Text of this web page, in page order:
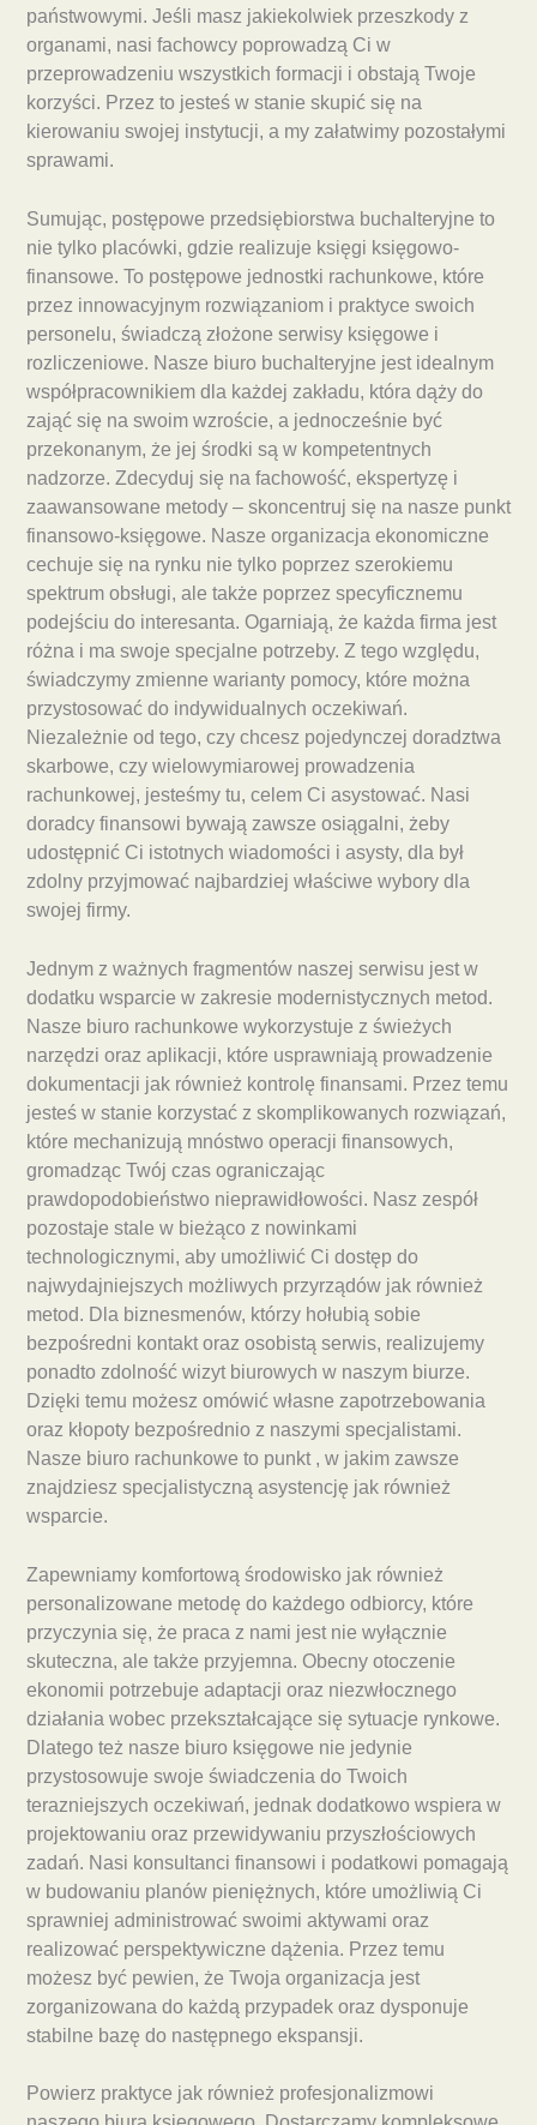
państwowymi. Jeśli masz jakiekolwiek przeszkody z
organami, nasi fachowcy poprowadzą Ci w
przeprowadzeniu wszystkich formacji i obstają Twoje
korzyści. Przez to jesteś w stanie skupić się na
kierowaniu swojej instytucji, a my załatwimy pozostałymi
sprawami.
Sumując, postępowe przedsiębiorstwa buchalteryjne to
nie tylko placówki, gdzie realizuje księgi księgowo-
finansowe. To postępowe jednostki rachunkowe, które
przez innowacyjnym rozwiązaniom i praktyce swoich
personelu, świadczą złożone serwisy księgowe i
rozliczeniowe. Nasze biuro buchalteryjne jest idealnym
współpracownikiem dla każdej zakładu, która dąży do
zająć się na swoim wzroście, a jednocześnie być
przekonanym, że jej środki są w kompetentnych
nadzorze. Zdecyduj się na fachowość, ekspertyzę i
zaawansowane metody – skoncentruj się na nasze punkt
finansowo-księgowe. Nasze organizacja ekonomiczne
cechuje się na rynku nie tylko poprzez szerokiemu
spektrum obsługi, ale także poprzez specyficznemu
podejściu do interesanta. Ogarniają, że każda firma jest
różna i ma swoje specjalne potrzeby. Z tego względu,
świadczymy zmienne warianty pomocy, które można
przystosować do indywidualnych oczekiwań.
Niezależnie od tego, czy chcesz pojedynczej doradztwa
skarbowe, czy wielowymiarowej prowadzenia
rachunkowej, jesteśmy tu, celem Ci asystować. Nasi
doradcy finansowi bywają zawsze osiągalni, żeby
udostępnić Ci istotnych wiadomości i asysty, dla był
zdolny przyjmować najbardziej właściwe wybory dla
swojej firmy.
Jednym z ważnych fragmentów naszej serwisu jest w
dodatku wsparcie w zakresie modernistycznych metod.
Nasze biuro rachunkowe wykorzystuje z świeżych
narzędzi oraz aplikacji, które usprawniają prowadzenie
dokumentacji jak również kontrolę finansami. Przez temu
jesteś w stanie korzystać z skomplikowanych rozwiązań,
które mechanizują mnóstwo operacji finansowych,
gromadząc Twój czas ograniczając
prawdopodobieństwo nieprawidłowości. Nasz zespół
pozostaje stale w bieżąco z nowinkami
technologicznymi, aby umożliwić Ci dostęp do
najwydajniejszych możliwych przyrządów jak również
metod. Dla biznesmenów, którzy hołubią sobie
bezpośredni kontakt oraz osobistą serwis, realizujemy
ponadto zdolność wizyt biurowych w naszym biurze.
Dzięki temu możesz omówić własne zapotrzebowania
oraz kłopoty bezpośrednio z naszymi specjalistami.
Nasze biuro rachunkowe to punkt , w jakim zawsze
znajdziesz specjalistyczną asystencję jak również
wsparcie.
Zapewniamy komfortową środowisko jak również
personalizowane metodę do każdego odbiorcy, które
przyczynia się, że praca z nami jest nie wyłącznie
skuteczna, ale także przyjemna. Obecny otoczenie
ekonomii potrzebuje adaptacji oraz niezwłocznego
działania wobec przekształcające się sytuacje rynkowe.
Dlatego też nasze biuro księgowe nie jedynie
przystosowuje swoje świadczenia do Twoich
terazniejszych oczekiwań, jednak dodatkowo wspiera w
projektowaniu oraz przewidywaniu przyszłościowych
zadań. Nasi konsultanci finansowi i podatkowi pomagają
w budowaniu planów pieniężnych, które umożliwią Ci
sprawniej administrować swoimi aktywami oraz
realizować perspektywiczne dążenia. Przez temu
możesz być pewien, że Twoja organizacja jest
zorganizowana do każdą przypadek oraz dysponuje
stabilne bazę do następnego ekspansji.
Powierz praktyce jak również profesjonalizmowi